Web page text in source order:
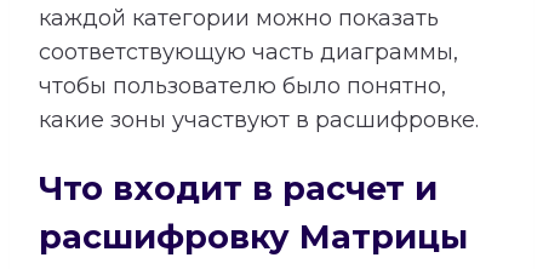
каждой категории можно показать
соответствующую часть диаграммы,
чтобы пользователю было понятно,
какие зоны участвуют в расшифровке.
Что входит в расчет и
расшифровку Матрицы